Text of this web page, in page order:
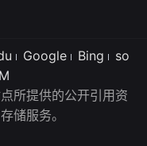
Google Bing
so
所提供的公开引用资
储服务。